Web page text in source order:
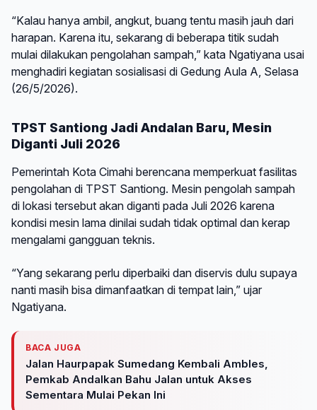
“Kalau hanya ambil, angkut, buang tentu masih jauh dari
harapan. Karena itu, sekarang di beberapa titik sudah
mulai dilakukan pengolahan sampah,” kata Ngatiyana usai
menghadiri kegiatan sosialisasi di Gedung Aula A, Selasa
(26/5/2026).
TPST Santiong Jadi Andalan Baru, Mesin
Diganti Juli 2026
Pemerintah Kota Cimahi berencana memperkuat fasilitas
pengolahan di TPST Santiong. Mesin pengolah sampah
di lokasi tersebut akan diganti pada Juli 2026 karena
kondisi mesin lama dinilai sudah tidak optimal dan kerap
mengalami gangguan teknis.
“Yang sekarang perlu diperbaiki dan diservis dulu supaya
nanti masih bisa dimanfaatkan di tempat lain,” ujar
Ngatiyana.
BACA JUGA
Jalan Haurpapak Sumedang Kembali Ambles,
Pemkab Andalkan Bahu Jalan untuk Akses
Sementara Mulai Pekan Ini